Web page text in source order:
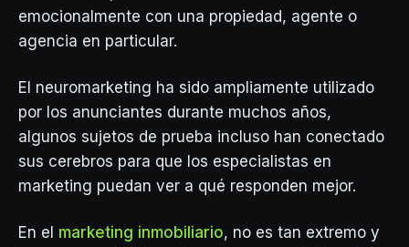
emocionalmente con una propiedad, agente o
agencia en particular.
El neuromarketing ha sido ampliamente utilizado
por los anunciantes durante muchos años,
algunos sujetos de prueba incluso han conectado
sus cerebros para que los especialistas en
marketing puedan ver a qué responden mejor.
En el marketing inmobiliario, no es tan extremo y